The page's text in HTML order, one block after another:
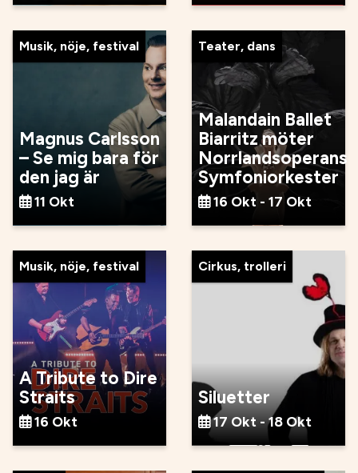
Musik, nöje, festival
Magnus Carlsson
– Se mig bara för
den jag är
11 Okt
Teater, dans
Malandain Ballet
Biarritz möter
Norrlandsoperans
Symfoniorkester
16 Okt - 17 Okt
Musik, nöje, festival
A Tribute to Dire
Straits
16 Okt
Cirkus, trolleri
Siluetter
17 Okt - 18 Okt